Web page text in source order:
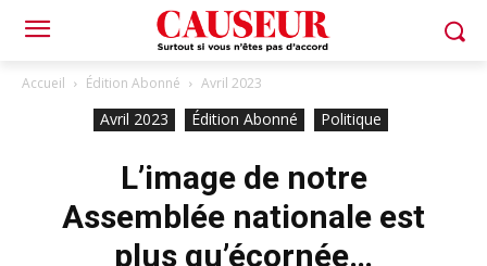
Accueil Édition Abonné Avril 2023
Avril 2023 Édition Abonné Politique
L’image de notre
Assemblée nationale est
plus qu’écornée…